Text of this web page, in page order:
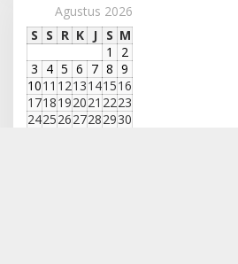
Agustus 2026
S S R K J S M
1
2
3 4 5 6 7 8 9
1011 1213141516
1718192021 2223
24252627282930